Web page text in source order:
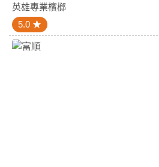
英雄專業檳榔
5.0